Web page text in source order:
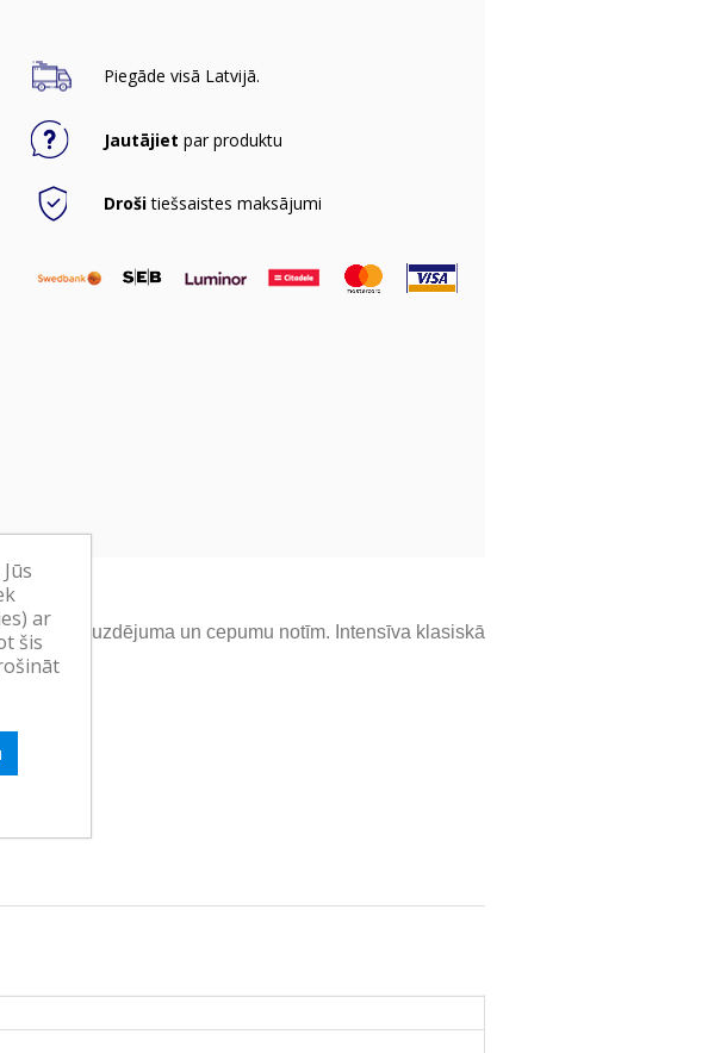
Piegāde visā Latvijā.
Jautājiet par produktu
Drošitiešsaistes maksājumi
ar grauzdējuma un cepumu notīm. Intensīva klasiskā
ar
šis